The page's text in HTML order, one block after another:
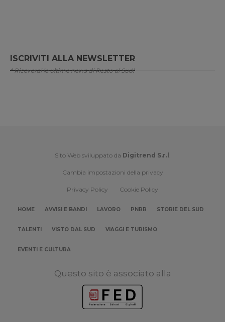
ISCRIVITI ALLA NEWSLETTER
* Riceverai le ultime news di Resto al Sud!
Sito Web sviluppato da Digitrend S.r.l .
Cambia impostazioni della privacy
Privacy Policy Cookie Policy
HOME AVVISI E BANDI LAVORO PNRR STORIE DEL SUD
TALENTI VISTO DAL SUD VIAGGI E TURISMO
EVENTI E CULTURA
Questo sito è associato alla